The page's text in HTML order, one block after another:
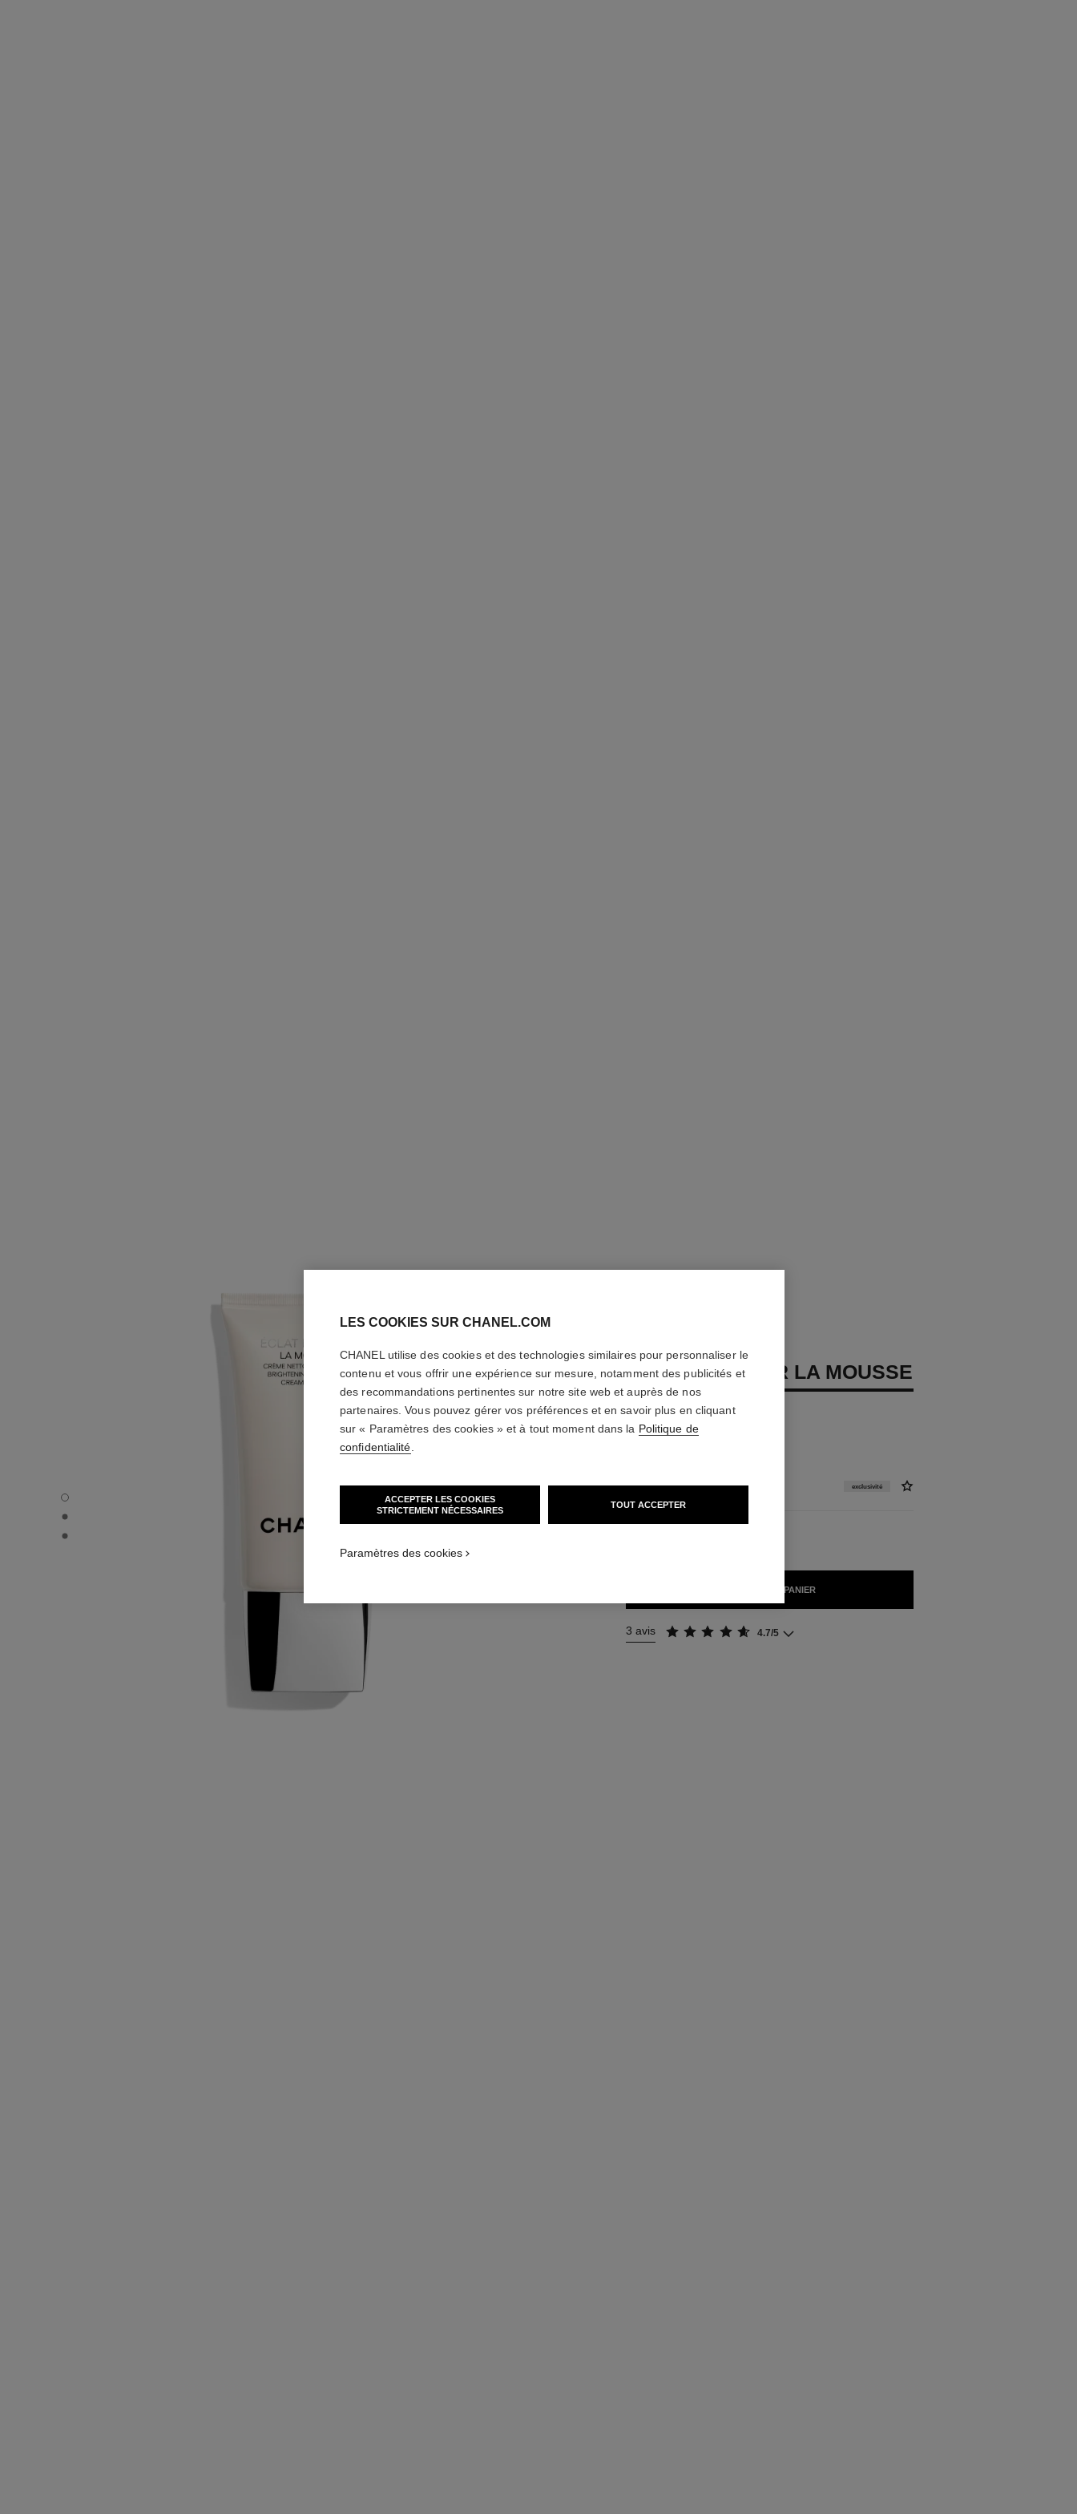
ÉCLAT PREMIER LA MOUSSE - Vue par défaut
ÉCLAT PREMIER LA MOUSSE - Vue alternative 1
ÉCLAT PREMIER LA MOUSSE - Vue basique texture
ÉCLAT PREMIER LA MOUSSE
Crème Nettoyante Clarté
En savoir plus
74 €(493,33€/L) exclusivité
AJOUTER AU PANIER
3 avis 4.7/5
LES COOKIES SUR CHANEL.COM
CHANEL utilise des cookies et des technologies similaires pour personnaliser le
contenu et vous offrir une expérience sur mesure, notamment des publicités et
des recommandations pertinentes sur notre site web et auprès de nos
partenaires. Vous pouvez gérer vos préférences et en savoir plus en cliquant
sur « Paramètres des cookies » et à tout moment dans la Politique de
confidentialité
ACCEPTER LES COOKIES
STRICTEMENT NÉCESSAIRES
TOUT ACCEPTER
Paramètres des cookies